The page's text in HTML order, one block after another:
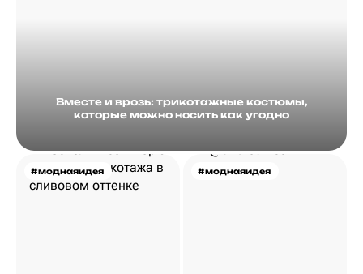
Вместе и врозь: трикотажные костюмы,
которые можно носить как угодно
#моднаяидея #моднаяидея